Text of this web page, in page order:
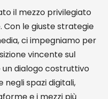
il mezzo privilegiato
Con le giuste strategie
ci impegniamo per
vincente sul
dialogo costruttivo
spazi digitali,